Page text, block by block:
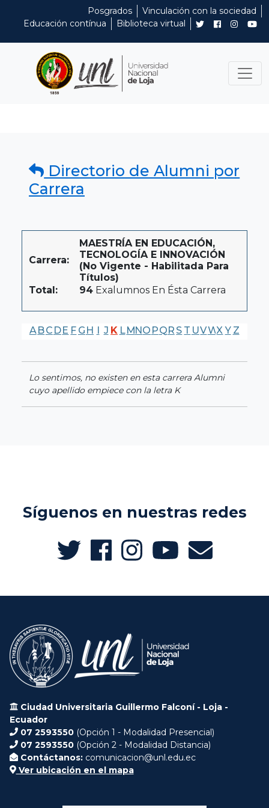
Posgrados
Vinculación con la sociedad
Educación contínua
Biblioteca virtual
Directorio de Alumni por
Carrera
Carrera:
MAESTRÍA EN EDUCACIÓN,
TECNOLOGÍA E INNOVACIÓN
(No Vigente - Habilitada Para
Títulos)
Total:
94 Exalumnos En Ésta Carrera
A BC DE F G H I J K LMNO PQR S T UVWX Y Z
Lo sentimos, no existen en esta carrera Alumni
cuyo apellido empiece con la letra K
Síguenos en nuestras redes
Ciudad Universitaria Guillermo Falconí - Loja -
Ecuador
07 2593550 (Opción 1 - Modalidad Presencial)
07 2593550 (Opción 2 - Modalidad Distancia)
Contáctanos: comunicacion@unl.edu.ec
Ver ubicación en el mapa